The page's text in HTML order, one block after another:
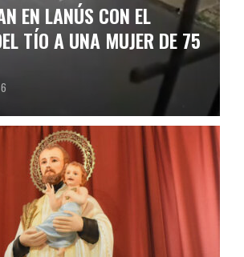
EN LANÚS CON EL
TÍO A UNA MUJER DE 75